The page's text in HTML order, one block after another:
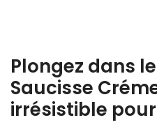
Plongez dans
Saucisse
irrésistible